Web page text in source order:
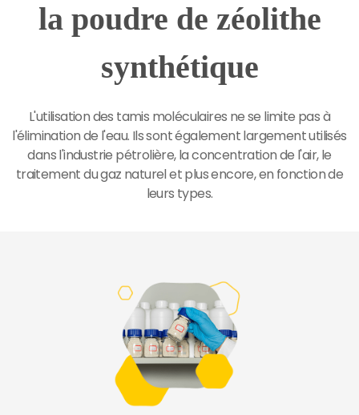
la poudre de zéolithe
synthétique
L'utilisation des tamis moléculaires ne se limite pas à
l'élimination de l'eau. Ils sont également largement utilisés
dans l'industrie pétrolière, la concentration de l'air, le
traitement du gaz naturel et plus encore, en fonction de
leurs types.